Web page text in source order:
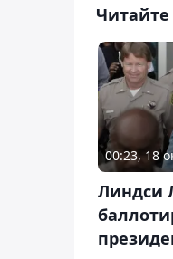
00:23, 18
Линдси